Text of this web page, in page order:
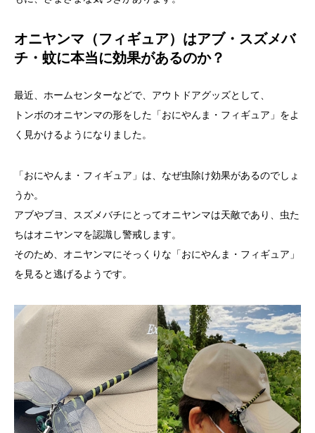
オニヤンマ（フィギュア）はアブ・スズメバ
チ・蚊に本当に効果があるのか？
最近、ホームセンターなどで、アウトドアグッズとして、
トンボのオニヤンマの形をした「おにやんま・フィギュア」をよ
く見かけるようになりました。
「おにやんま・フィギュア」は、なぜ虫除け効果があるのでしょ
うか。
アブやブヨ、スズメバチにとってオニヤンマは天敵であり、虫た
ちはオニヤンマを認識し警戒します。
そのため、オニヤンマにそっくりな「おにやんま・フィギュア」
を見ると逃げるようです。